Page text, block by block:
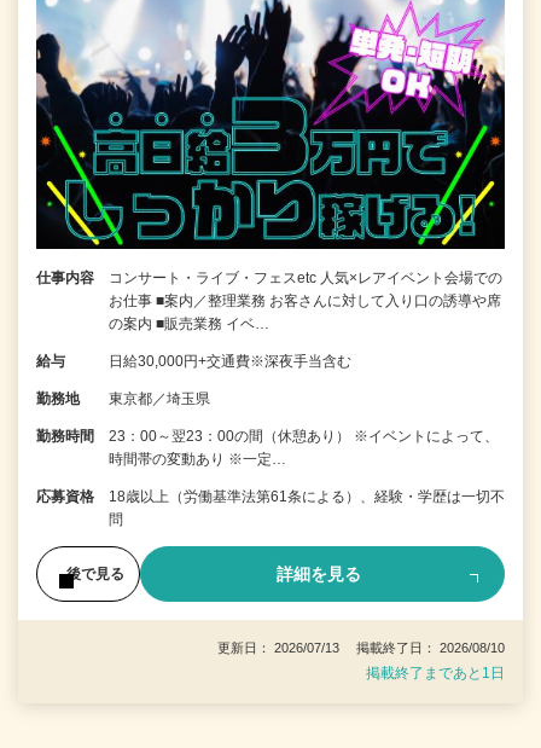
仕事内容
コンサート・ライブ・フェスetc 人気×レアイベント会場での
お仕事 ■案内／整理業務 お客さんに対して入り口の誘導や席
の案内 ■販売業務 イベ…
給与 日給30,000円+交通費※深夜手当含む
勤務地 東京都／埼玉県
勤務時間
23：00～翌23：00の間（休憩あり） ※イベントによって、
時間帯の変動あり ※一定…
応募資格
18歳以上（労働基準法第61条による）、経験・学歴は一切不
問
後で見る 詳細を見る
更新日： 2026/07/13 掲載終了日： 2026/08/10
掲載終了まであと1日